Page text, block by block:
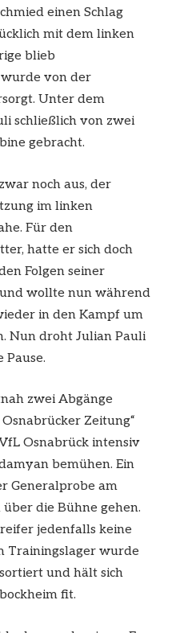
einen Schlag
mit dem linken
blieb
von der
Unter dem
schließlich von zwei
gebracht.
noch aus, der
im linken
Für den
hatte er sich doch
Folgen seiner
wollte nun während
in den Kampf um
Nun droht Julian Pauli
Pause.
zwei Abgänge
Zeitung“
Osnabrück intensiv
bemühen. Ein
Generalprobe am
die Bühne gehen.
jedenfalls keine
Trainingslager wurde
und hält sich
fit.